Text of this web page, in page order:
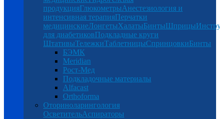
продукцияГлюкометрыАнестезиология и
интенсивная терапияПерчатки
медицинскиеЛонгетыХалатыБинтыШприцы
для диабетиковПодкладные круги
ШтативыТележкиТаблетницыСпринцовкиБинты
БЭМК
Meridian
Рост-Мед
Подкладочные материалы
Alfacast
Orthoforma
Оториноларингология
ОсветительАспираторы